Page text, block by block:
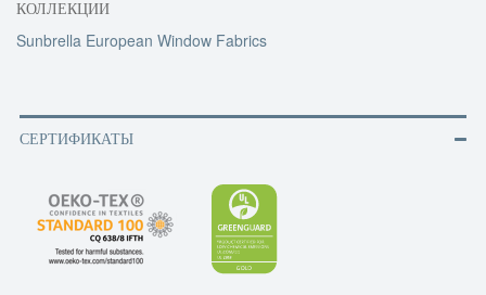
КОЛЛЕКЦИИ
Sunbrella European Window Fabrics
СЕРТИФИКАТЫ